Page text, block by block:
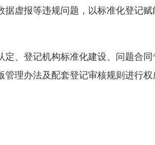
虚报等违规问题，以标准化登记
定、登记机构标准化建设、问题合
理办法及配套登记审核规则进行权